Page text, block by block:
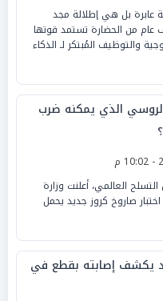
عابرة بل هي إطلالة مجد
عام من الحضارة تستمد قوتها
والتوظيف المُبتكر لـ الذكاء
الذي يمكنه ضرب
العالمي، أعلنت وزارة
صاروخ كروز جديد يحمل
يكشف إصابته بقطع في